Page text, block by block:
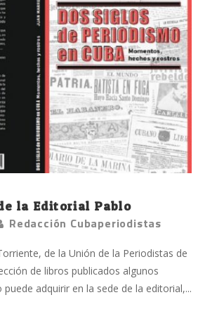
la Editorial Pablo
Redacción Cubaperiodistas
de la Unión de la Periodistas de
de libros publicados algunos
adquirir en la sede de la editorial,...